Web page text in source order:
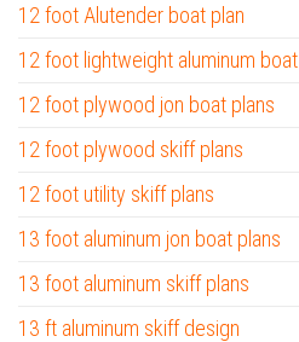
12 foot Alutender boat plan
12 foot lightweight aluminum boat
12 foot plywood jon boat plans
12 foot plywood skiff plans
12 foot utility skiff plans
13 foot aluminum jon boat plans
13 foot aluminum skiff plans
13 ft aluminum skiff design